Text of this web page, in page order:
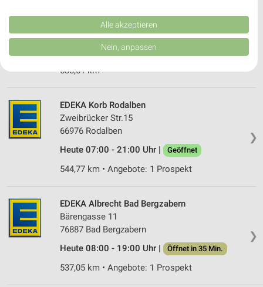
❯
Madenburgstr. 5
76857 Gossersweiler-Stein
Heute 00:00 - 23:59 Uhr |
535,61 km
❯
EDEKA Korb Rodalben
Zweibrücker Str.15
66976 Rodalben
Heute 07:00 - 21:00 Uhr |
Geöffnet
544,77 km • Angebote: 1 Prospekt
❯
EDEKA Albrecht Bad Bergzabern
Bärengasse 11
76887 Bad Bergzabern
Heute 08:00 - 19:00 Uhr |
Öffnet in 35 Min.
537,05 km • Angebote: 1 Prospekt
Kombinationen von Daten aus verschiedenen Quellen. Entwicklung und
Verbesserung der Angebote. Verwendung reduzierter Daten zur Auswahl
von Inhalten.
Daten können außerhalb der Europäischen Union weitergegeben und in die
Website/App.
Wir nutzen Ihre Daten für folgende Zwecke:
IAB-Verarbeitungszwecke:
Speichern von oder Zugriff auf Informationen
auf einem Endgerät
Verwendung reduzierter Daten zur Auswahl von
Erstellung von Profilen für personalisierte
Werbung
Verwendung von Profilen zur Auswahl
personalisierter Werbung
Erstellung von Profilen zur Personalisierung
Alle akzeptieren
Nein, anpassen